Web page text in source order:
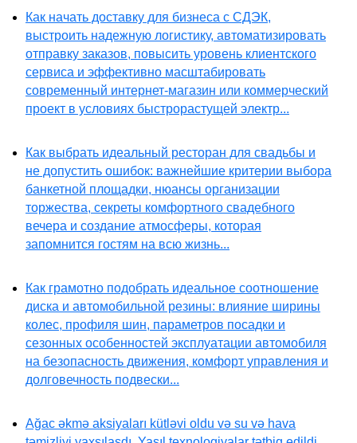
Как начать доставку для бизнеса с СДЭК,
выстроить надежную логистику, автоматизировать
отправку заказов, повысить уровень клиентского
сервиса и эффективно масштабировать
современный интернет-магазин или коммерческий
проект в условиях быстрорастущей электр...
Как выбрать идеальный ресторан для свадьбы и
не допустить ошибок: важнейшие критерии выбора
банкетной площадки, нюансы организации
торжества, секреты комфортного свадебного
вечера и создание атмосферы, которая
запомнится гостям на всю жизнь...
Как грамотно подобрать идеальное соотношение
диска и автомобильной резины: влияние ширины
колес, профиля шин, параметров посадки и
сезонных особенностей эксплуатации автомобиля
на безопасность движения, комфорт управления и
долговечность подвески...
Ağac əkmə aksiyaları kütləvi oldu və su və hava